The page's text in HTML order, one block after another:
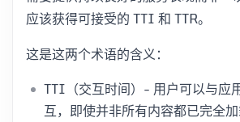
应该获得可接受的 TTI 和 TTR。
这是这两个术语的含义：
TTI（交互时间）- 用户可以与应
互，即使并非所有内容都已完全